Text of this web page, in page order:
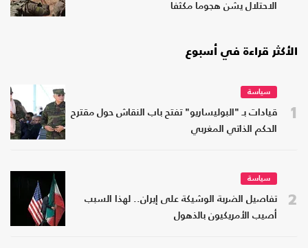
الاحتلال يشن هجوما مكثفا
الأكثر قراءة في أسبوع
1
سياسة
قيادات بـ "البوليساريو" تفتح باب النقاش حول مقترح
الحكم الذاتي المغربي
2
سياسة
تفاصيل الضربة الوشيكة على إيران.. لهذا السبب
أصيب الأمريكيون بالذهول